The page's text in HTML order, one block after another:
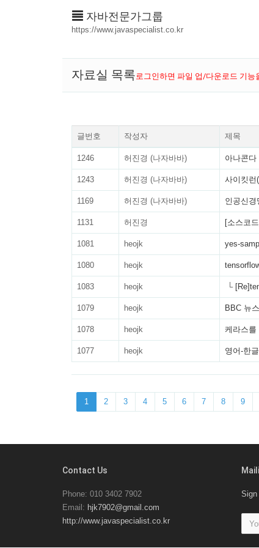
자바전문가그룹
https://www.javaspecialist.co.kr
자료실 목록로그인하면 파일 업/다운로드 기능
글번호 작성자 제목
1246 허진경 (나자바바) 아나콘
1243 허진경 (나자바바) 사이킷런
1169 허진경 (나자바바) 인공신
1131 허진경 [소스코
1081 heojk yes-
1080 heojk
1083 heojk └
1079 heojk BBC 뉴
1078 heojk 케라스를
1077 heojk 영어-한
1 2 3 4 5 6 7 8 9
Contact Us
Phone: 010 3402 7902
Email: hjk7902@gmail.com
http://www.javaspecialist.co.kr
Sign